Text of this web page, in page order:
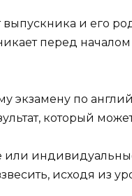
выпускника и его
перед началом
по
который
или
исходя из